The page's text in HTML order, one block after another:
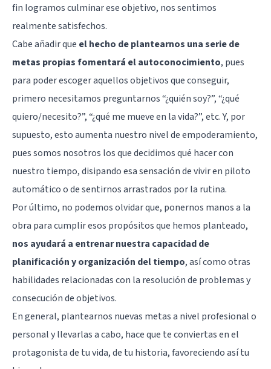
fin logramos culminar ese objetivo, nos sentimos
realmente satisfechos.
Cabe añadir que el hecho de plantearnos una serie de
metas propias fomentará el autoconocimiento, pues
para poder escoger aquellos objetivos que conseguir,
primero necesitamos preguntarnos “¿quién soy?”, “¿qué
quiero/necesito?”, “¿qué me mueve en la vida?”, etc. Y, por
supuesto, esto aumenta nuestro nivel de empoderamiento,
pues somos nosotros los que decidimos qué hacer con
nuestro tiempo, disipando esa sensación de vivir en piloto
automático o de sentirnos arrastrados por la rutina.
Por último, no podemos olvidar que, ponernos manos a la
obra para cumplir esos propósitos que hemos planteado,
nos ayudará a entrenar nuestra capacidad de
planificación y organización del tiempo, así como otras
habilidades relacionadas con la resolución de problemas y
consecución de objetivos.
En general, plantearnos nuevas metas a nivel profesional o
personal y llevarlas a cabo, hace que te conviertas en el
protagonista de tu vida, de tu historia, favoreciendo así tu